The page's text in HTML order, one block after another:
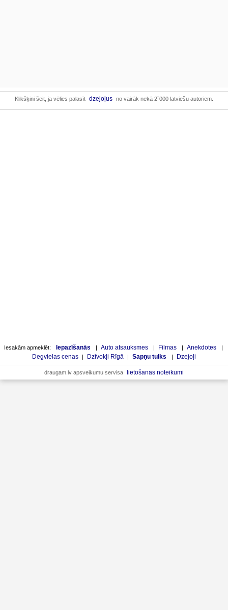
Klikšķini šeit, ja vēlies palasīt dzejoļus no vairāk nekā 2`000 latviešu autoriem.
Iesakām apmeklēt: Iepazīšanās | Auto atsauksmes | Filmas | Anekdotes |
Degvielas cenas | Dzīvokļi Rīgā | Sapņu tulks | Dzejoļi
draugam.lv apsveikumu servisa lietošanas noteikumi